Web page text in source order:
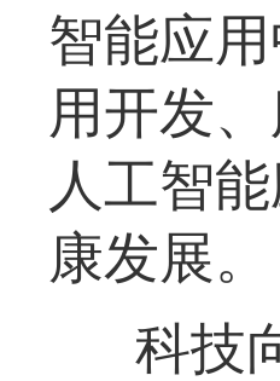
智能应
用开发
人工智
康发展。
科技